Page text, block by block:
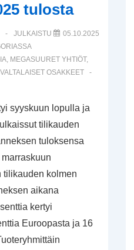
tulosta
JULKAISTU
05.10.2025
, MEGASUURET YHTIÖT,
OSAKKEET
syyskuun lopulla ja
tilikauden
tuloksensa
kolmen
aikana
kertyi
Euroopasta ja 16